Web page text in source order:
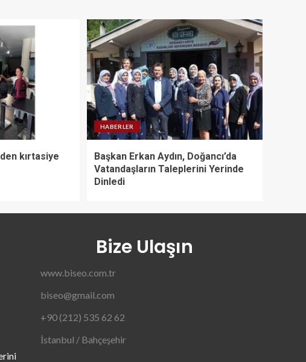
kırtasiye
HABERLER
Başkan Erkan Aydın, Doğancı’da
Vatandaşların Taleplerini Yerinde
Dinledi
Bize Ulaşın
www.biseo.com.tr
biseo@gmail.com
+90 (212) 535 62 62
İstanbul / Bahçeşehir